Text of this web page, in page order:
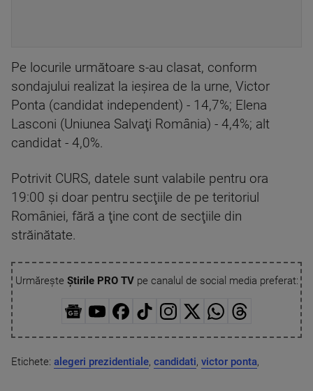
Pe locurile următoare s-au clasat, conform
sondajului realizat la ieşirea de la urne, Victor
Ponta (candidat independent) - 14,7%; Elena
Lasconi (Uniunea Salvaţi România) - 4,4%; alt
candidat - 4,0%.
Potrivit CURS, datele sunt valabile pentru ora
19:00 şi doar pentru secţiile de pe teritoriul
României, fără a ţine cont de secţiile din
străinătate.
Urmărește Știrile PRO TVpe canalul de social media preferat:
Etichete: alegeri prezidentiale, candidati, victor ponta,